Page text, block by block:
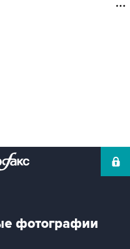
фотографии